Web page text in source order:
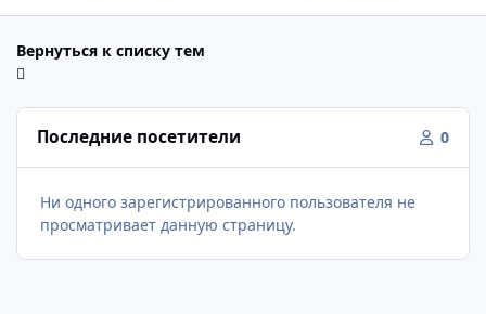
Вернуться к списку тем
Последние посетители 0
Ни одного зарегистрированного пользователя не
просматривает данную страницу.